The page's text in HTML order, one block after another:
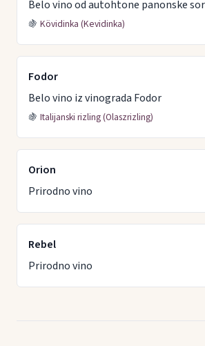
Belo vino od autohtone panonske
🍇 Kövidinka (Kevidinka)
Fodor
Belo vino iz vinograda Fodor
🍇 Italijanski rizling (Olaszrizling)
Orion
Prirodno vino
Rebel
Prirodno vino